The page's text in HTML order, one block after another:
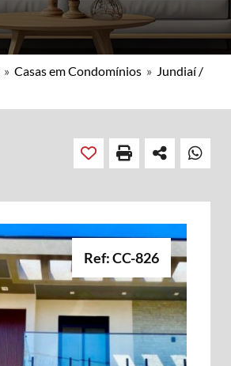
» Casas em Condomínios » Jundiaí /
Ref: CC-826